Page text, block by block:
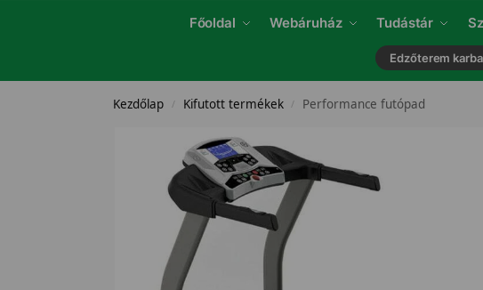
Főoldal Webáruház Tudástár
Edzőterem
Kezdőlap / Kifutott termékek / Performance futópad